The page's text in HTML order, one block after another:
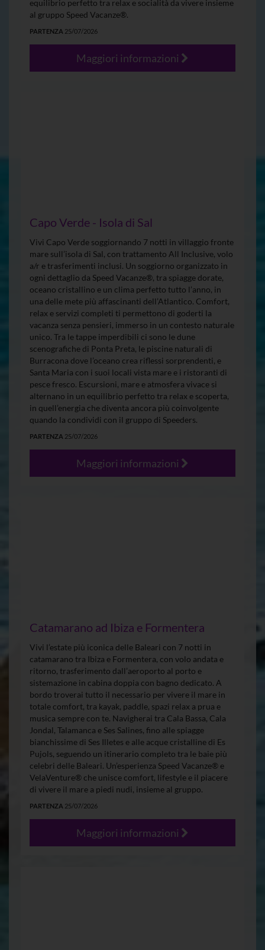
equilibrio perfetto tra relax e socialità da vivere insieme
al gruppo Speed Vacanze®.
PARTENZA 25/07/2026
Maggiori informazioni
Capo Verde - Isola di Sal
Vivi Capo Verde soggiornando 7 notti in villaggio fronte
mare sull’isola di Sal, con trattamento All Inclusive, volo
a/r e trasferimenti inclusi. Un soggiorno organizzato in
ogni dettaglio da Speed Vacanze®, tra spiagge dorate,
oceano cristallino e un clima perfetto tutto l’anno, in
una delle mete più affascinanti dell’Atlantico. Comfort,
relax e servizi completi ti permettono di goderti la
vacanza senza pensieri, immerso in un contesto naturale
unico. Tra le tappe imperdibili ci sono le dune
scenografiche di Ponta Preta, le piscine naturali di
Burracona dove l’oceano crea riflessi sorprendenti, e
Santa Maria con i suoi locali vista mare e i ristoranti di
pesce fresco. Escursioni, mare e atmosfera vivace si
alternano in un equilibrio perfetto tra relax e scoperta,
in quell’energia che diventa ancora più coinvolgente
quando la condividi con il gruppo di Speeders.
PARTENZA 25/07/2026
Maggiori informazioni
Catamarano ad Ibiza e Formentera
Vivi l’estate più iconica delle Baleari con 7 notti in
catamarano tra Ibiza e Formentera, con volo andata e
ritorno, trasferimento dall’aeroporto al porto e
sistemazione in cabina doppia con bagno dedicato. A
bordo troverai tutto il necessario per vivere il mare in
totale comfort, tra kayak, paddle, spazi relax a prua e
musica sempre con te. Navigherai tra Cala Bassa, Cala
Jondal, Talamanca e Ses Salines, fino alle spiagge
bianchissime di Ses Illetes e alle acque cristalline di Es
Pujols, seguendo un itinerario completo tra le baie più
celebri delle Baleari. Un’esperienza Speed Vacanze® e
VelaVenture® che unisce comfort, lifestyle e il piacere
di vivere il mare a piedi nudi, insieme al gruppo.
PARTENZA 25/07/2026
Maggiori informazioni